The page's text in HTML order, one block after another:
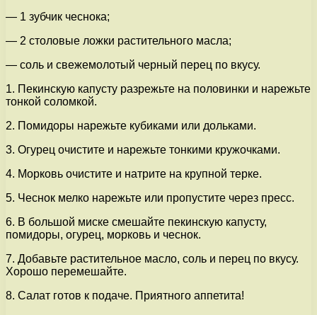
— 1 зубчик чеснока;
— 2 столовые ложки растительного масла;
— соль и свежемолотый черный перец по вкусу.
1. Пекинскую капусту разрежьте на половинки и нарежьте
тонкой соломкой.
2. Помидоры нарежьте кубиками или дольками.
3. Огурец очистите и нарежьте тонкими кружочками.
4. Морковь очистите и натрите на крупной терке.
5. Чеснок мелко нарежьте или пропустите через пресс.
6. В большой миске смешайте пекинскую капусту,
помидоры, огурец, морковь и чеснок.
7. Добавьте растительное масло, соль и перец по вкусу.
Хорошо перемешайте.
8. Салат готов к подаче. Приятного аппетита!